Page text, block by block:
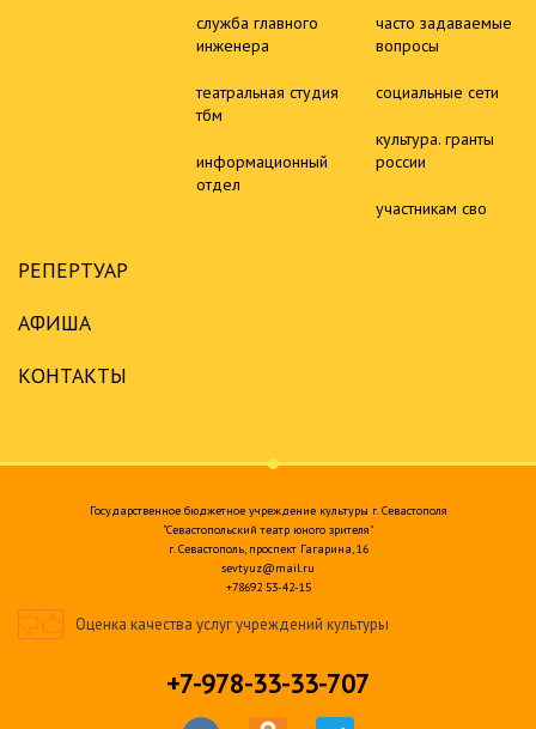
служба главного
инженера
театральная студия
тбм
информационный
отдел
часто задаваемые
вопросы
социальные сети
культура. гранты
россии
участникам сво
РЕПЕРТУАР
АФИША
КОНТАКТЫ
Государственное бюджетное учреждение культуры г. Севастополя
"Севастопольский театр юного зрителя"
г. Севастополь, проспект Гагарина, 16
sevtyuz@mail.ru
+78692 53-42-15
Оценка качества услуг учреждений культуры
+7-978-33-33-707